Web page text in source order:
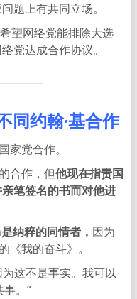
题上有共同立场。
望网络党能排除大选
党达成合作协议。
同约翰·基合作
党合作。
合作，但他现在指责国
笔签名的书而对他进
纳粹的同情者， 因为
我的奋斗》。
这不是事实。我可以
。”